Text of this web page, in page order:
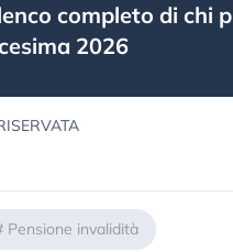
completo di chi
2026
Pensione invalidità